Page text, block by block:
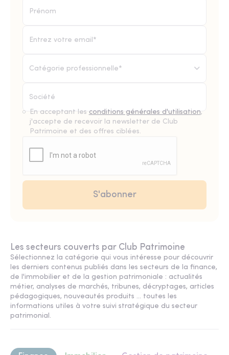
Catégorie professionnelle*
En acceptant les conditions générales d'utilisation,
j'accepte de recevoir la newsletter de Club
Patrimoine et des offres ciblées.
Les secteurs couverts par Club Patrimoine
Sélectionnez la catégorie qui vous intéresse pour découvrir
les derniers contenus publiés dans les secteurs de la finance,
de l'immobilier et de la gestion patrimoniale : actualités
métier, analyses de marchés, tribunes, décryptages, articles
pédagogiques, nouveautés produits ... toutes les
informations utiles à votre suivi stratégique du secteur
patrimonial.